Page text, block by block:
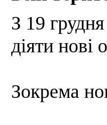
З 19
діяти нові
Зокрема